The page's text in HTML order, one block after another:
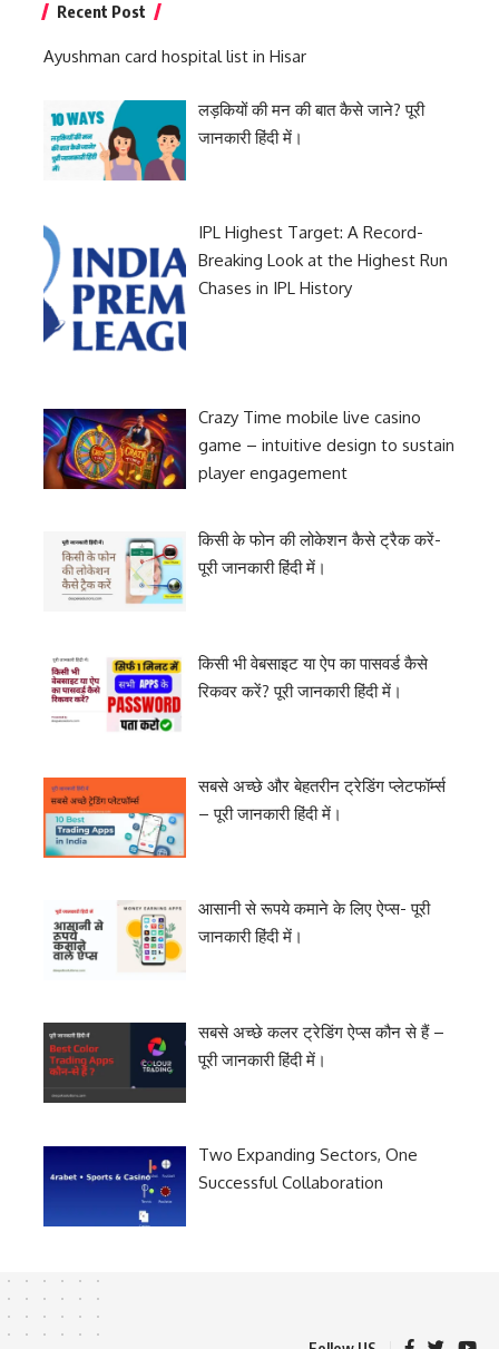
Recent Post
Ayushman card hospital list in Hisar
लड़कियों की मन की बात कैसे जाने? पूरी
जानकारी हिंदी में।
IPL Highest Target: A Record-
Breaking Look at the Highest Run
Chases in IPL History
Crazy Time mobile live casino
game – intuitive design to sustain
player engagement
किसी के फोन की लोकेशन कैसे ट्रैक करें-
पूरी जानकारी हिंदी में।
किसी भी वेबसाइट या ऐप का पासवर्ड कैसे
रिकवर करें? पूरी जानकारी हिंदी में।
सबसे अच्छे और बेहतरीन ट्रेडिंग प्लेटफॉर्म्स
– पूरी जानकारी हिंदी में।
आसानी से रूपये कमाने के लिए ऐप्स- पूरी
जानकारी हिंदी में।
सबसे अच्छे कलर ट्रेडिंग ऐप्स कौन से हैं –
पूरी जानकारी हिंदी में।
Two Expanding Sectors, One
Successful Collaboration